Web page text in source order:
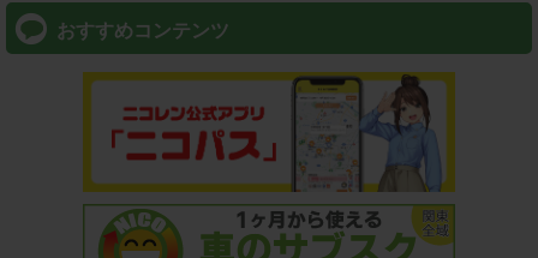
おすすめコンテンツ